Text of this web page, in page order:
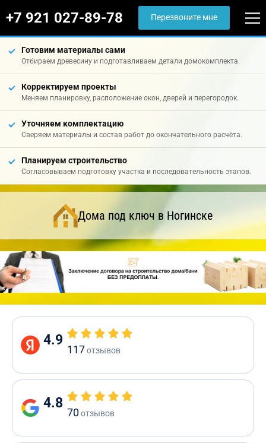
+7 921 027-89-78 Перезвоните мне
Готовим материалы сами
Отбираем древесину и подготавливаем детали домокомплекта.
Корректируем проекты
Меняем планировку, расположение окон, дверей и перегородок.
Уточняем комплектацию
Сверяем материалы и состав работ до окончательного расчёта.
Планируем строительство
Согласовываем подготовку участка и последовательность этапов.
Дома под ключ в Ногинске
4.9
117отзывов
4.8
70отзывов